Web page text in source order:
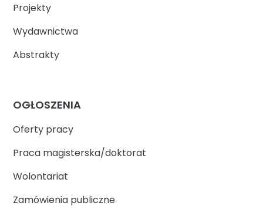
Projekty
Wydawnictwa
Abstrakty
OGŁOSZENIA
Oferty pracy
Praca magisterska/doktorat
Wolontariat
Zamówienia publiczne